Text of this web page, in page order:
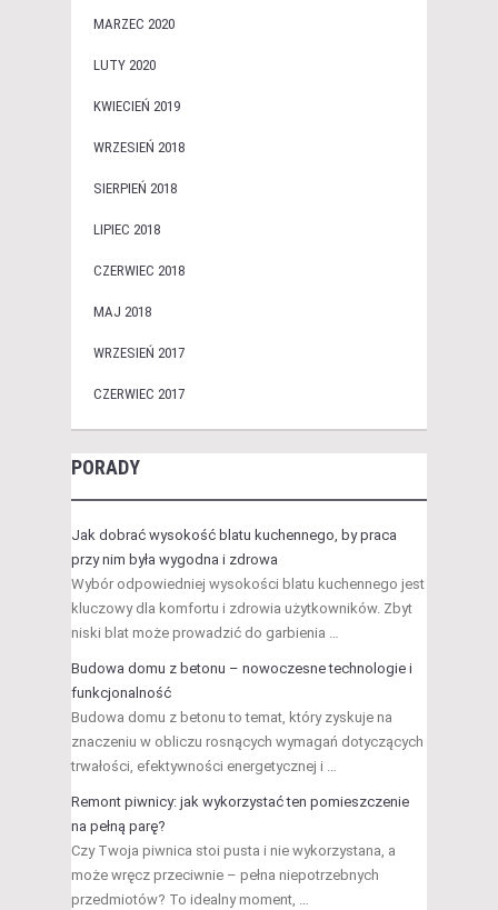
MARZEC 2020
LUTY 2020
KWIECIEŃ 2019
WRZESIEŃ 2018
SIERPIEŃ 2018
LIPIEC 2018
CZERWIEC 2018
MAJ 2018
WRZESIEŃ 2017
CZERWIEC 2017
PORADY
Jak dobrać wysokość blatu kuchennego, by praca
przy nim była wygodna i zdrowa
Wybór odpowiedniej wysokości blatu kuchennego jest
kluczowy dla komfortu i zdrowia użytkowników. Zbyt
niski blat może prowadzić do garbienia …
Budowa domu z betonu – nowoczesne technologie i
funkcjonalność
Budowa domu z betonu to temat, który zyskuje na
znaczeniu w obliczu rosnących wymagań dotyczących
trwałości, efektywności energetycznej i …
Remont piwnicy: jak wykorzystać ten pomieszczenie
na pełną parę?
Czy Twoja piwnica stoi pusta i nie wykorzystana, a
może wręcz przeciwnie – pełna niepotrzebnych
przedmiotów? To idealny moment, …